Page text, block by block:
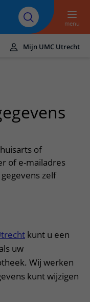
Werken bij het UMC
Utrecht
menu
Mijn UMC Utrecht
of
of e-mailadres
zelf
kunt u een
uw
Wij werken
kunt wijzigen